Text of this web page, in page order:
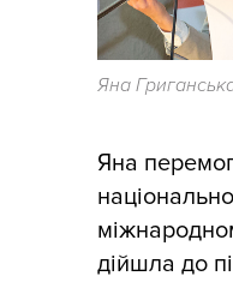
Яна
Яна
дійшла до